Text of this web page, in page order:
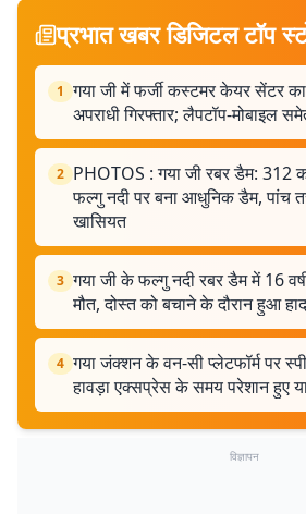
प्रभात खबर डिजिटल टॉप
1 गया जी में फर्जी कस्टमर केयर सेंटर
अपराधी गिरफ्तार; लैपटॉप-मोबाइल
2 PHOTOS : गया जी रबर डैम: 312
फल्गु नदी पर बना आधुनिक डैम, पांच
खासियत
3 गया जी के फल्गु नदी रबर डैम में 16
मौत, दोस्त को बचाने के दौरान हुआ
4 गया जंक्शन के वन-सी प्लेटफॉर्म पर
हावड़ा एक्सप्रेस के समय परेशान हुए
विज्ञापन